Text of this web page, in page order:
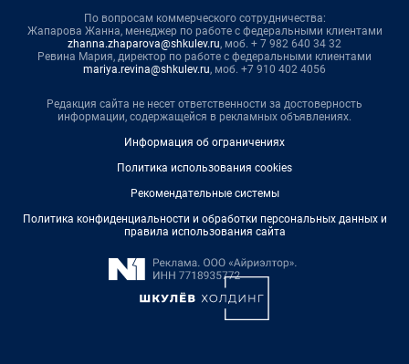
По вопросам коммерческого сотрудничества:
Жапарова Жанна, менеджер по работе с федеральными клиентами
zhanna.zhaparova@shkulev.ru, моб. + 7 982 640 34 32
Ревина Мария, директор по работе с федеральными клиентами
mariya.revina@shkulev.ru, моб. +7 910 402 4056
Редакция сайта не несет ответственности за достоверность
информации, содержащейся в рекламных объявлениях.
Информация об ограничениях
Политика использования cookies
Рекомендательные системы
Политика конфиденциальности и обработки персональных данных и
правила использования сайта